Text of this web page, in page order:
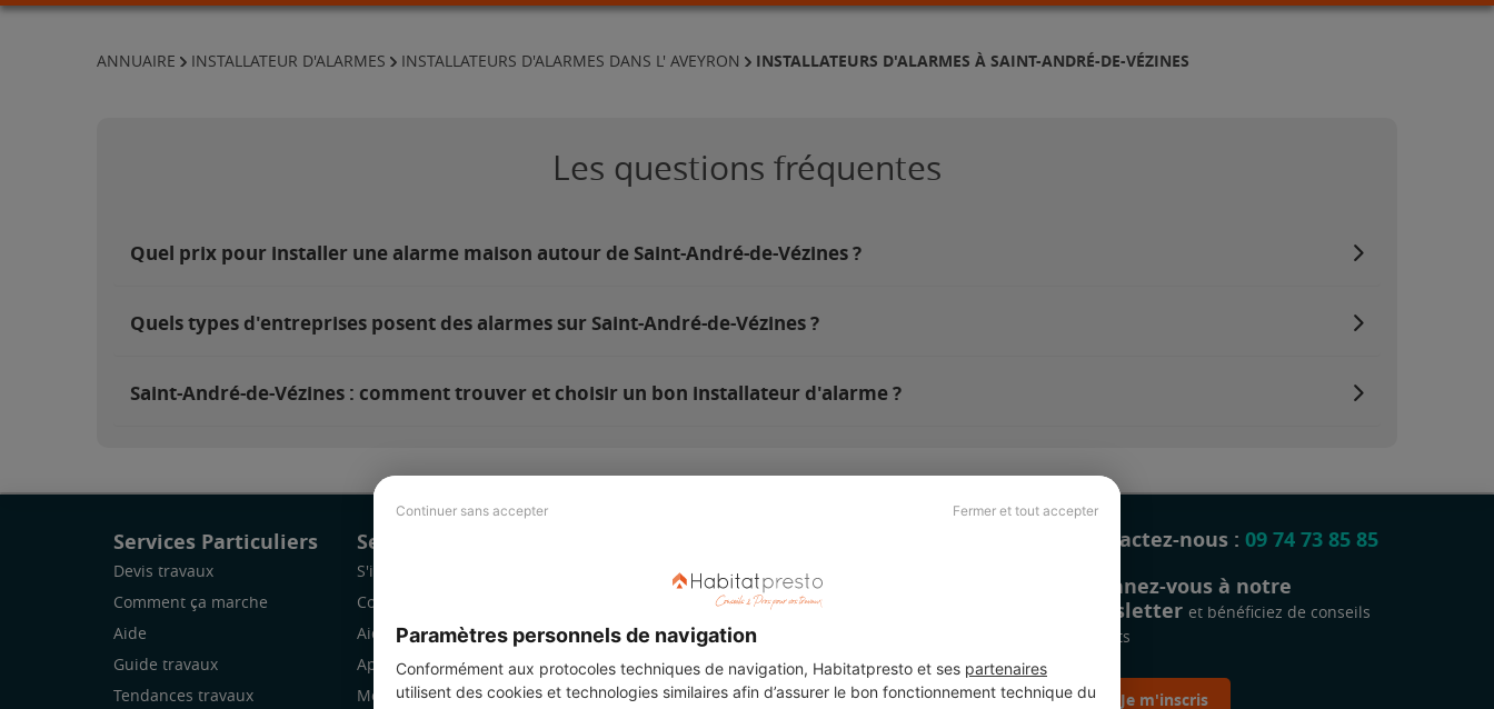
Continuer sans accepter Fermer et tout accepter
Paramètres personnels de navigation
Conformément aux protocoles techniques de navigation, Habitatpresto et ses partenaires
utilisent des cookies et technologies similaires afin d’assurer le bon fonctionnement technique du
ANNUAIRE INSTALLATEUR D'ALARMES INSTALLATEURS D'ALARMES DANS L' AVEYRON INSTALLATEURS D'ALARMES À SAINT-ANDRÉ-DE-VÉZINES
Les questions fréquentes
Quel prix pour installer une alarme maison autour de Saint-André-de-Vézines ?
Quels types d'entreprises posent des alarmes sur Saint-André-de-Vézines ?
Saint-André-de-Vézines : comment trouver et choisir un bon installateur d'alarme ?
Services Particuliers
Devis travaux
Comment ça marche
Aide
Guide travaux
Tendances travaux
Services Pro
S'inscrire
Comment ça marche
Aide
Application Mobile
Mon espace
Revue de presse
Légal
Charte cookies
Contactez-nous : 09 74 73 85 85
Abonnez-vous à notre
newsletter et bénéficiez de conseils
gratuits
Je m'inscris